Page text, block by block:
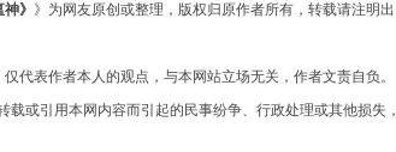
》 》为网友原创或整理，版权归原作者所有，转载请注明出
仅代表作者本人的观点，与本网站立场无关，作者文责自负。
或引用本网内容而引起的民事纷争、行政处理或其他损失，